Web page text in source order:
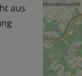
aus